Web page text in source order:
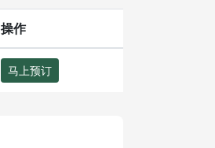
操作
马上预订